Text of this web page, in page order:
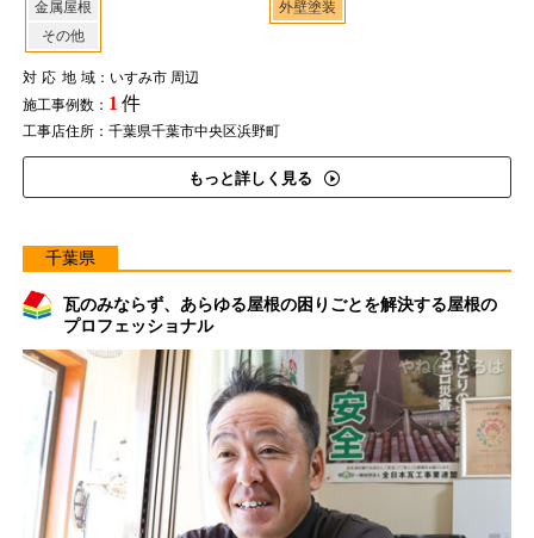
金属屋根
その他
外壁塗装
対応地域：いすみ市 周辺
施工事例数： 1 件
工事店住所：千葉県千葉市中央区浜野町
もっと詳しく見る
千葉県
瓦のみならず、あらゆる屋根の困りごとを解決する屋根の
プロフェッショナル